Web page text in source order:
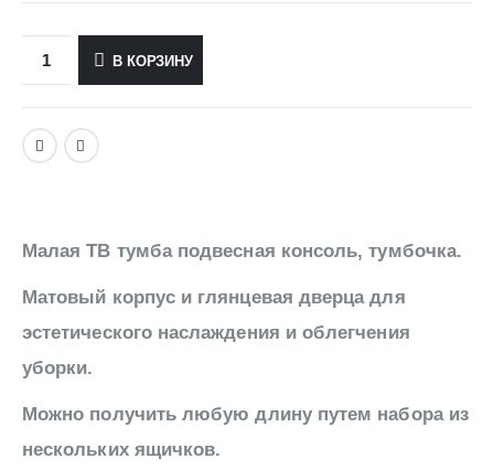
В КОРЗИНУ
Малая ТВ тумба подвесная консоль, тумбочка.
Матовый корпус и глянцевая дверца для
эстетического наслаждения и облегчения
уборки.
Можно получить любую длину путем набора из
нескольких ящичков.